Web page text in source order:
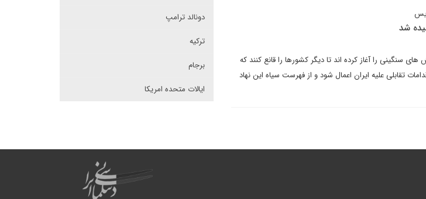
را آغاز کرده اند تا دیگر کشورها را قانع کنند که
تقابلی علیه ایران اعمال شود و از فهرست سیاه این نهاد
دونالد ترامپ
ترکیه
برجام
ایالات متحده امریکا